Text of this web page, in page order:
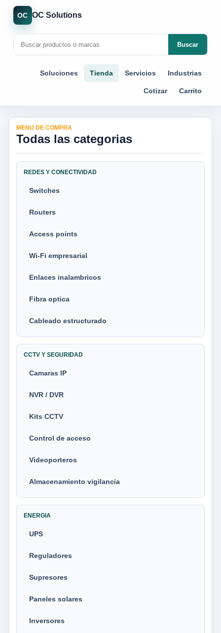
OC OC Solutions
Buscar
Soluciones Tienda Servicios Industrias
Cotizar Carrito
MENU DE COMPRA
Todas las categorias
REDES Y CONECTIVIDAD
Switches
Routers
Access points
Wi-Fi empresarial
Enlaces inalambricos
Fibra optica
Cableado estructurado
CCTV Y SEGURIDAD
Camaras IP
NVR / DVR
Kits CCTV
Control de acceso
Videoporteros
Almacenamiento vigilancia
ENERGIA
UPS
Reguladores
Supresores
Paneles solares
Inversores